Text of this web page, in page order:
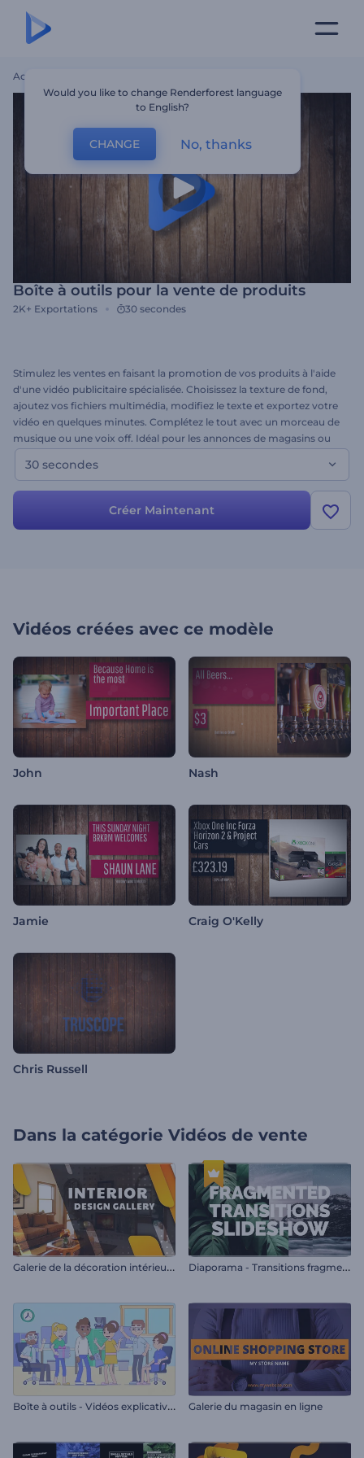
Accueil
Boîte à outils pour la vente de produits
2K+ Exportations 30 secondes
Stimulez les ventes en faisant la promotion de vos produits à l'aide
d'une vidéo publicitaire spécialisée. Choisissez la texture de fond,
ajoutez vos fichiers multimédia, modifiez le texte et exportez votre
vidéo en quelques minutes. Complétez le tout avec un morceau de
musique ou une voix off. Idéal pour les annonces de magasins ou
de restaurants, les promotions de produits, les annonces de soldes
et d'offres spéciales, etc.
30 secondes
Créer Maintenant
Vidéos créées avec ce modèle
John Nash
Jamie Craig O'Kelly
Chris Russell
Dans la catégorie Vidéos de vente
G
alerie de la décoration intérieure D
iaporama - Transitions fragmentées
B
oîte à outils - Vidéos explicatives au style de ligne Galerie du magasin en ligne
Would you like to change Renderforest language
to English?
CHANGE No, thanks